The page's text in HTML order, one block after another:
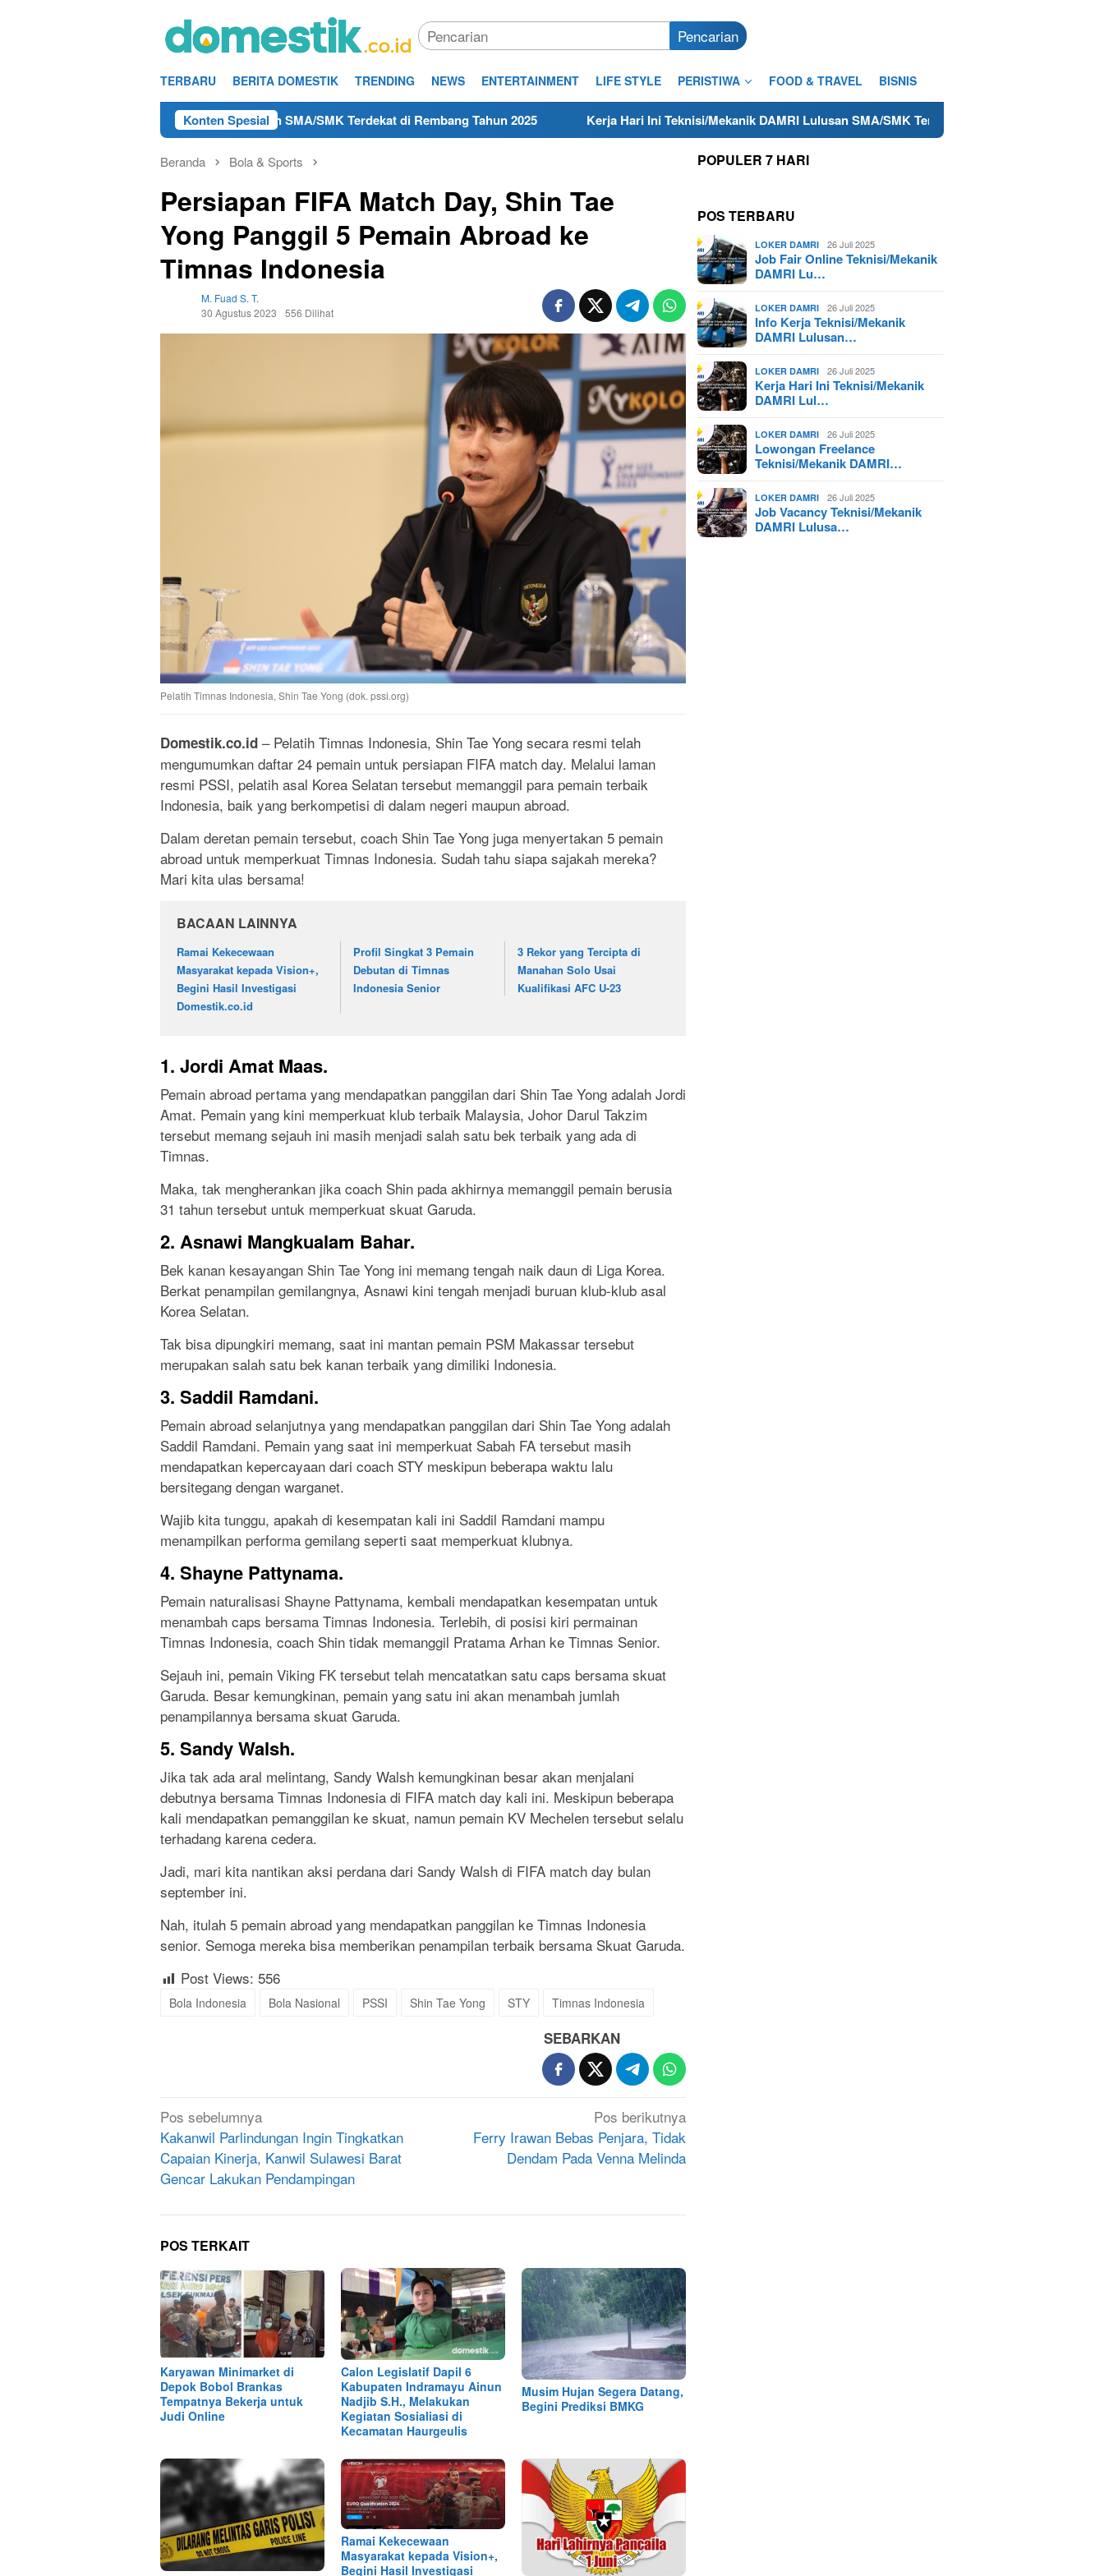
Pencarian
TERBARU BERITA DOMESTIK TRENDING NEWS ENTERTAINMENT LIFE STYLE PERISTIWA FOOD & TRAVEL BISNIS
Konten Spesial
Teknisi/Mekanik DAMRI Lulusan SMA/SMK Terdekat di Rembang Tahun 2025 Kerja Hari Ini Teknisi/Mekanik DAMRI Lulusan SMA/SMK Terdekat di Cilacap Tahun 2025
Beranda Bola & Sports
Persiapan FIFA Match Day, Shin Tae
Yong Panggil 5 Pemain Abroad ke
Timnas Indonesia
M. Fuad S. T.
30 Agustus 2023
556 Dilihat
Pelatih Timnas Indonesia, Shin Tae Yong (dok. pssi.org)
Domestik.co.id – Pelatih Timnas Indonesia, Shin Tae Yong secara resmi telah
mengumumkan daftar 24 pemain untuk persiapan FIFA match day. Melalui laman
resmi PSSI, pelatih asal Korea Selatan tersebut memanggil para pemain terbaik
Indonesia, baik yang berkompetisi di dalam negeri maupun abroad.
Dalam deretan pemain tersebut, coach Shin Tae Yong juga menyertakan 5 pemain
abroad untuk memperkuat Timnas Indonesia. Sudah tahu siapa sajakah mereka?
Mari kita ulas bersama!
BACAAN LAINNYA
Ramai Kekecewaan
Masyarakat kepada Vision+,
Begini Hasil Investigasi
Domestik.co.id
Profil Singkat 3 Pemain
Debutan di Timnas
Indonesia Senior
3 Rekor yang Tercipta di
Manahan Solo Usai
Kualifikasi AFC U-23
1. Jordi Amat Maas.
Pemain abroad pertama yang mendapatkan panggilan dari Shin Tae Yong adalah Jordi
Amat. Pemain yang kini memperkuat klub terbaik Malaysia, Johor Darul Takzim
tersebut memang sejauh ini masih menjadi salah satu bek terbaik yang ada di
Timnas.
Maka, tak mengherankan jika coach Shin pada akhirnya memanggil pemain berusia
31 tahun tersebut untuk memperkuat skuat Garuda.
2. Asnawi Mangkualam Bahar.
Bek kanan kesayangan Shin Tae Yong ini memang tengah naik daun di Liga Korea.
Berkat penampilan gemilangnya, Asnawi kini tengah menjadi buruan klub-klub asal
Korea Selatan.
Tak bisa dipungkiri memang, saat ini mantan pemain PSM Makassar tersebut
merupakan salah satu bek kanan terbaik yang dimiliki Indonesia.
3. Saddil Ramdani.
Pemain abroad selanjutnya yang mendapatkan panggilan dari Shin Tae Yong adalah
Saddil Ramdani. Pemain yang saat ini memperkuat Sabah FA tersebut masih
mendapatkan kepercayaan dari coach STY meskipun beberapa waktu lalu
bersitegang dengan warganet.
Wajib kita tunggu, apakah di kesempatan kali ini Saddil Ramdani mampu
menampilkan performa gemilang seperti saat memperkuat klubnya.
4. Shayne Pattynama.
Pemain naturalisasi Shayne Pattynama, kembali mendapatkan kesempatan untuk
menambah caps bersama Timnas Indonesia. Terlebih, di posisi kiri permainan
Timnas Indonesia, coach Shin tidak memanggil Pratama Arhan ke Timnas Senior.
Sejauh ini, pemain Viking FK tersebut telah mencatatkan satu caps bersama skuat
Garuda. Besar kemungkinan, pemain yang satu ini akan menambah jumlah
penampilannya bersama skuat Garuda.
5. Sandy Walsh.
Jika tak ada aral melintang, Sandy Walsh kemungkinan besar akan menjalani
debutnya bersama Timnas Indonesia di FIFA match day kali ini. Meskipun beberapa
kali mendapatkan pemanggilan ke skuat, namun pemain KV Mechelen tersebut selalu
terhadang karena cedera.
Jadi, mari kita nantikan aksi perdana dari Sandy Walsh di FIFA match day bulan
september ini.
Nah, itulah 5 pemain abroad yang mendapatkan panggilan ke Timnas Indonesia
senior. Semoga mereka bisa memberikan penampilan terbaik bersama Skuat Garuda.
Post Views: 556
Bola Indonesia Bola Nasional PSSI Shin Tae Yong STY Timnas Indonesia
SEBARKAN
Navigasi
pos
Pos sebelumnya
Kakanwil Parlindungan Ingin Tingkatkan
Capaian Kinerja, Kanwil Sulawesi Barat
Gencar Lakukan Pendampingan
Pos berikutnya
Ferry Irawan Bebas Penjara, Tidak
Dendam Pada Venna Melinda
POS TERKAIT
Karyawan Minimarket di
Depok Bobol Brankas
Tempatnya Bekerja untuk
Judi Online
Calon Legislatif Dapil 6
Kabupaten Indramayu Ainun
Nadjib S.H., Melakukan
Kegiatan Sosialiasi di
Kecamatan Haurgeulis
Musim Hujan Segera Datang,
Begini Prediksi BMKG
Ramai Kekecewaan
Masyarakat kepada Vision+,
Begini Hasil Investigasi
POPULER 7 HARI
POS TERBARU
LOKER DAMRI 26 Juli 2025
Job Fair Online Teknisi/Mekanik
DAMRI Lu…
LOKER DAMRI 26 Juli 2025
Info Kerja Teknisi/Mekanik
DAMRI Lulusan…
LOKER DAMRI 26 Juli 2025
Kerja Hari Ini Teknisi/Mekanik
DAMRI Lul…
LOKER DAMRI 26 Juli 2025
Lowongan Freelance
Teknisi/Mekanik DAMRI…
LOKER DAMRI 26 Juli 2025
Job Vacancy Teknisi/Mekanik
DAMRI Lulusa…